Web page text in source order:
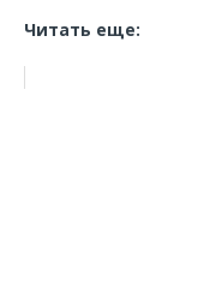
Читать еще: